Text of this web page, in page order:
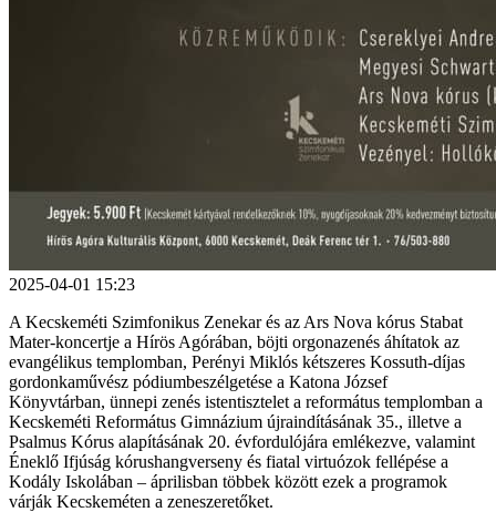
2025-04-01 15:23
A Kecskeméti Szimfonikus Zenekar és az Ars Nova kórus Stabat
Mater-koncertje a Hírös Agórában, böjti orgonazenés áhítatok az
evangélikus templomban, Perényi Miklós kétszeres Kossuth-díjas
gordonkaművész pódiumbeszélgetése a Katona József
Könyvtárban, ünnepi zenés istentisztelet a református templomban a
Kecskeméti Református Gimnázium újraindításának 35., illetve a
Psalmus Kórus alapításának 20. évfordulójára emlékezve, valamint
Éneklő Ifjúság kórushangverseny és fiatal virtuózok fellépése a
Kodály Iskolában – áprilisban többek között ezek a programok
várják Kecskeméten a zeneszeretőket.